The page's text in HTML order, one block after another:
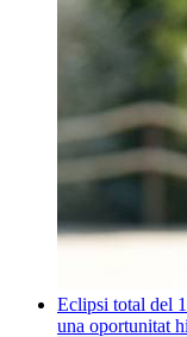
Eclipsi total del
una oportunitat